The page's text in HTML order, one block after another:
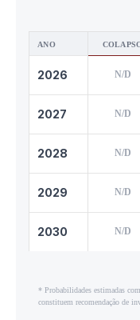
ANO
2026 N/D
2027 N/D
2028 N/D
2029 N/D
2030 N/D
* Probabilidades estimadas
constituem recomendação de